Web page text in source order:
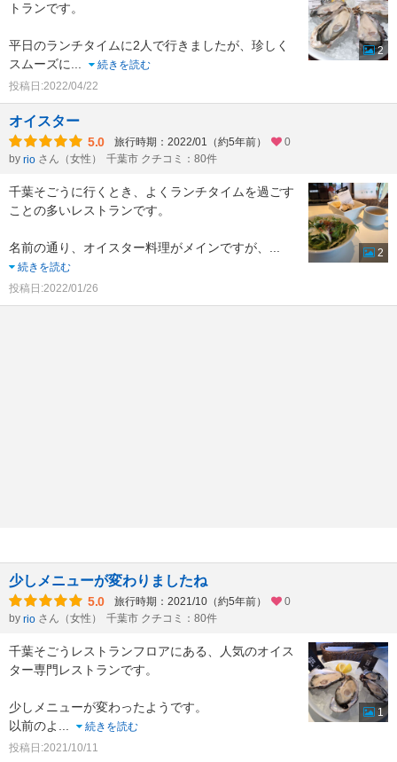
トランです。
平日のランチタイムに2人で行きましたが、珍しく
スムーズに
続きを読む
投稿日:2022/04/22
2
オイスター
5.0 旅行時期：2022/01（約5年前）
0
by rio さん（女性） 千葉市 クチコミ：80件
千葉そごうに行くとき、よくランチタイムを過ごす
ことの多いレストランです。
名前の通り、オイスター料理がメインですが、
続きを読む
投稿日:2022/01/26
2
少しメニューが変わりましたね
5.0 旅行時期：2021/10（約5年前）
0
by rio さん（女性） 千葉市 クチコミ：80件
千葉そごうレストランフロアにある、人気のオイス
ター専門レストランです。
少しメニューが変わったようです。
以前のよ
続きを読む
投稿日:2021/10/11
1